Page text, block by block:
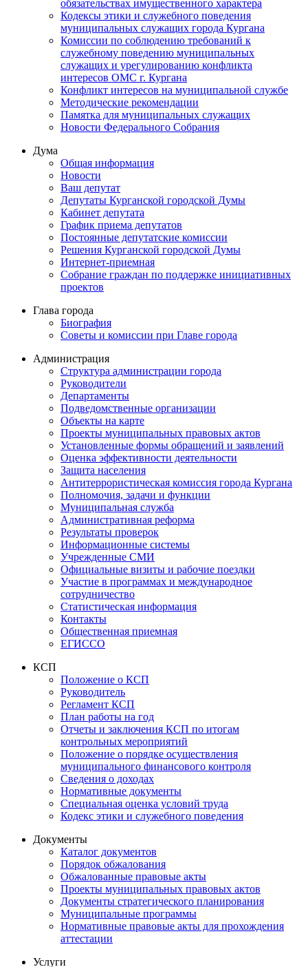
обязательствах имущественного характера
Кодексы этики и служебного поведения
муниципальных служащих города Кургана
Комиссии по соблюдению требований к
служебному поведению муниципальных
служащих и урегулированию конфликта
интересов ОМС г. Кургана
Конфликт интересов на муниципальной службе
Методические рекомендации
Памятка для муниципальных служащих
Новости Федерального Cобрания
Дума
Общая информация
Новости
Ваш депутат
Депутаты Курганской городской Думы
Кабинет депутата
График приема депутатов
Постоянные депутатские комиссии
Решения Курганской городской Думы
Интернет-приемная
Собрание граждан по поддержке инициативных
проектов
Глава города
Биография
Советы и комиссии при Главе города
Администрация
Структура администрации города
Руководители
Департаменты
Подведомственные организации
Объекты на карте
Проекты муниципальных правовых актов
Установленные формы обращений и заявлений
Оценка эффективности деятельности
Защита населения
Антитеррористическая комиссия города Кургана
Полномочия, задачи и функции
Муниципальная служба
Административная реформа
Результаты проверок
Информационные системы
Учрежденные СМИ
Официальные визиты и рабочие поездки
Участие в программах и международное
сотрудничество
Статистическая информация
Контакты
Общественная приемная
ЕГИССО
КСП
Положение о КСП
Руководитель
Регламент КСП
План работы на год
Отчеты и заключения КСП по итогам
контрольных мероприятий
Положение о порядке осуществления
муниципального финансового контроля
Сведения о доходах
Нормативные документы
Специальная оценка условий труда
Кодекс этики и служебного поведения
Документы
Каталог документов
Порядок обжалования
Обжалованные правовые акты
Проекты муниципальных правовых актов
Документы стратегического планирования
Муниципальные программы
Нормативные правовые акты для прохождения
аттестации
Услуги